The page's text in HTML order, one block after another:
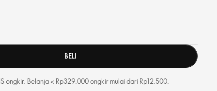
BELI
ongkir. Belanja < Rp329.000 ongkir mulai dari Rp12.500.